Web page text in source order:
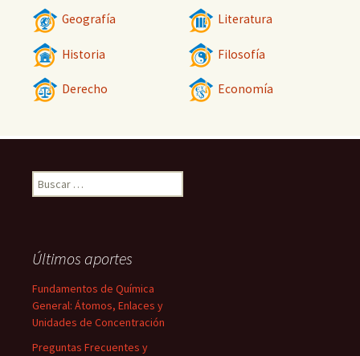
Geografía Literatura
Historia Filosofía
Derecho Economía
Buscar:
Últimos aportes
Fundamentos de Química
General: Átomos, Enlaces y
Unidades de Concentración
Preguntas Frecuentes y